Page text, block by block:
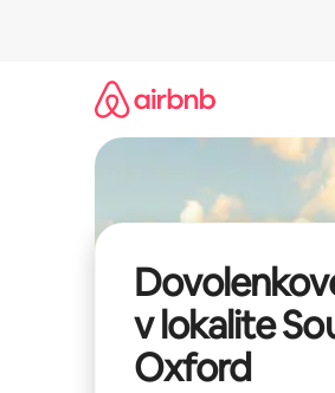
v lokalite
Oxford